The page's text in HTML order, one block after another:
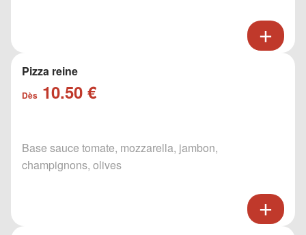
Pizza reine
Dès 10.50 €
Base sauce tomate, mozzarella, jambon,
champignons, olives